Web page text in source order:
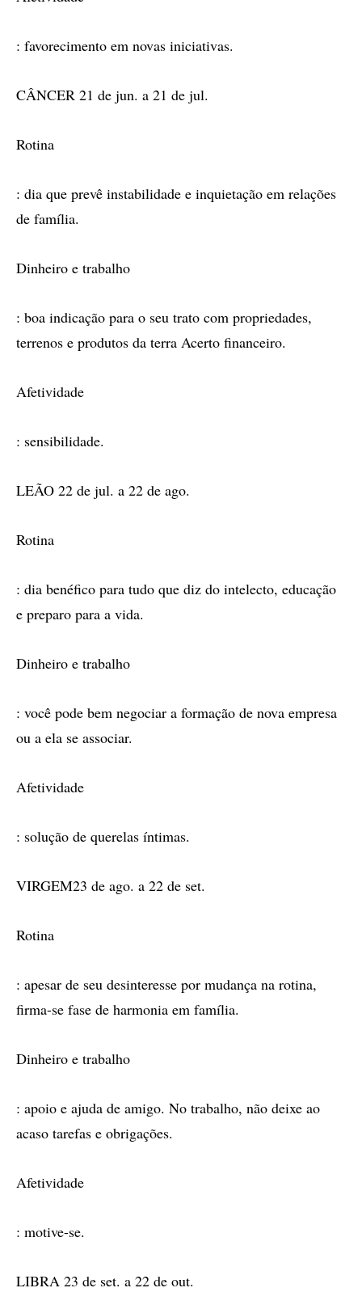
: favorecimento em novas iniciativas.
CÂNCER 21 de jun. a 21 de jul.
Rotina
: dia que prevê instabilidade e inquietação em relações
de família.
Dinheiro e trabalho
: boa indicação para o seu trato com propriedades,
terrenos e produtos da terra Acerto financeiro.
Afetividade
: sensibilidade.
LEÃO 22 de jul. a 22 de ago.
Rotina
: dia benéfico para tudo que diz do intelecto, educação
e preparo para a vida.
Dinheiro e trabalho
: você pode bem negociar a formação de nova empresa
ou a ela se associar.
Afetividade
: solução de querelas íntimas.
VIRGEM23 de ago. a 22 de set.
Rotina
: apesar de seu desinteresse por mudança na rotina,
firma-se fase de harmonia em família.
Dinheiro e trabalho
: apoio e ajuda de amigo. No trabalho, não deixe ao
acaso tarefas e obrigações.
Afetividade
: motive-se.
LIBRA 23 de set. a 22 de out.